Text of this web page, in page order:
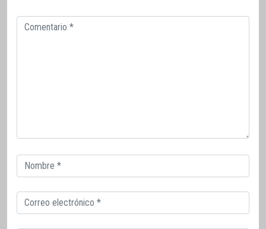
Comentario
Correo
electrónico
Correo
electrónico